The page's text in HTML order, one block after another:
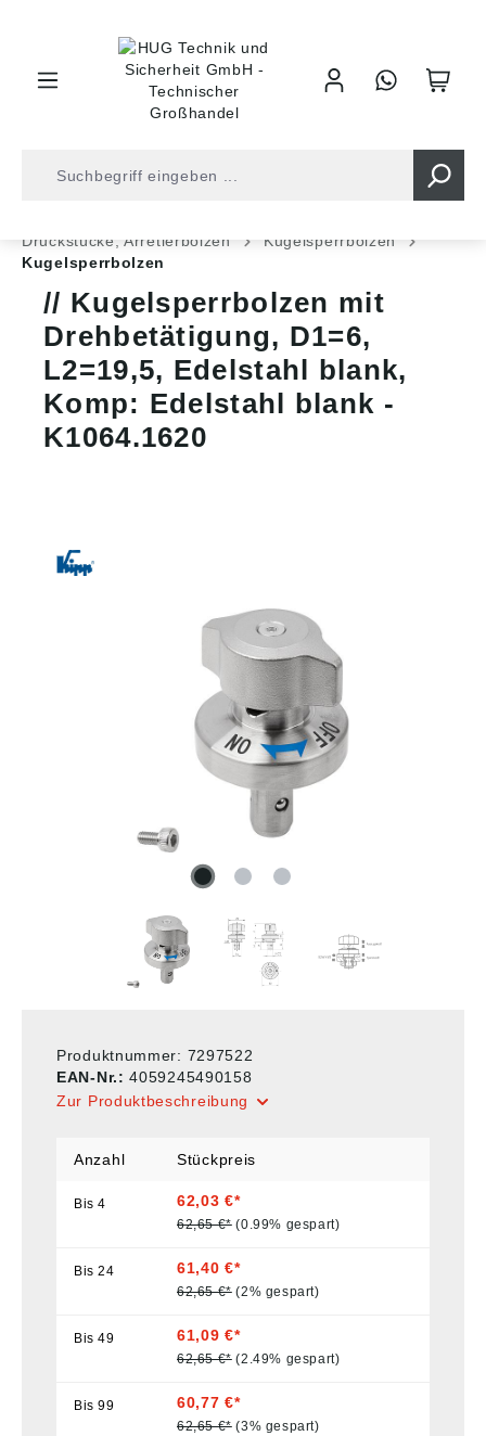
Druckstücke, Arretierbolzen
Kugelsperrbolzen
Kugelsperrbolzen
Kugelsperrbolzen mit
Drehbetätigung, D1=6,
L2=19,5, Edelstahl blank,
Komp: Edelstahl blank -
K1064.1620
Produktnummer: 7297522
EAN-Nr.:4059245490158
Zur Produktbeschreibung
Anzahl Stückpreis
Bis4 62,03 €*
62,65 €* (0.99% gespart)
Bis24 61,40 €*
62,65 €* (2% gespart)
Bis49 61,09 €*
62,65 €* (2.49% gespart)
Bis99 60,77 €*
62,65 €* (3% gespart)